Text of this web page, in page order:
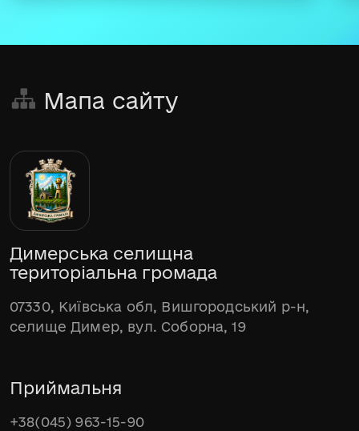
Мапа сайту
Димерська селищна
територіальна громада
07330, Київська обл, Вишгородський р-н,
селище Димер, вул. Соборна, 19
Приймальня
+38(045) 963-15-90